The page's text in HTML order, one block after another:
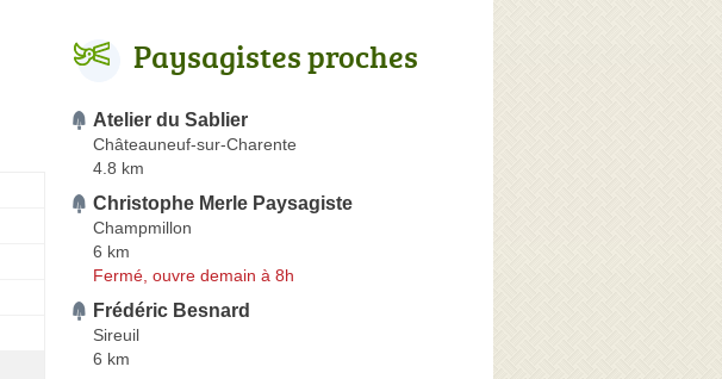
Paysagistes proches
Atelier du Sablier
Châteauneuf-sur-Charente
4.8 km
Christophe Merle Paysagiste
Champmillon
6 km
Fermé, ouvre demain à 8h
Frédéric Besnard
Sireuil
6 km